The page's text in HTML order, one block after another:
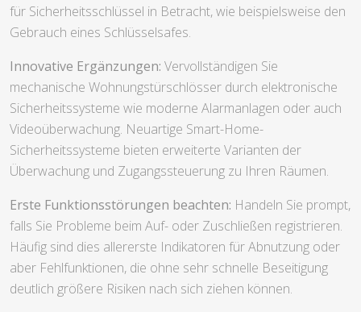
für Sicherheitsschlüssel in Betracht, wie beispielsweise den
Gebrauch eines Schlüsselsafes.
Innovative Ergänzungen: Vervollständigen Sie
mechanische Wohnungstürschlösser durch elektronische
Sicherheitssysteme wie moderne Alarmanlagen oder auch
Videoüberwachung. Neuartige Smart-Home-
Sicherheitssysteme bieten erweiterte Varianten der
Überwachung und Zugangssteuerung zu Ihren Räumen.
Erste Funktionsstörungen beachten: Handeln Sie prompt,
falls Sie Probleme beim Auf- oder Zuschließen registrieren.
Häufig sind dies allererste Indikatoren für Abnutzung oder
aber Fehlfunktionen, die ohne sehr schnelle Beseitigung
deutlich größere Risiken nach sich ziehen können.